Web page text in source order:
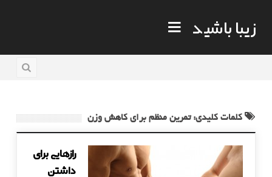
زیبا باشید
کلمات کلیدی: تمرین منظم برای کاهش وزن
رازهایی برای
داشتن